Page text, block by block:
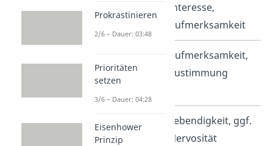
Interesse,
Aufmerksamkeit
Nicken beim
Aufmerksamkeit,
Zustimmung
Bewegung
mit den
Lebendigkeit, ggf.
Nervosität
Prokrastinieren
2/6 – Dauer: 03:48
Prioritäten
setzen
3/6 – Dauer: 04:28
Eisenhower
Prinzip